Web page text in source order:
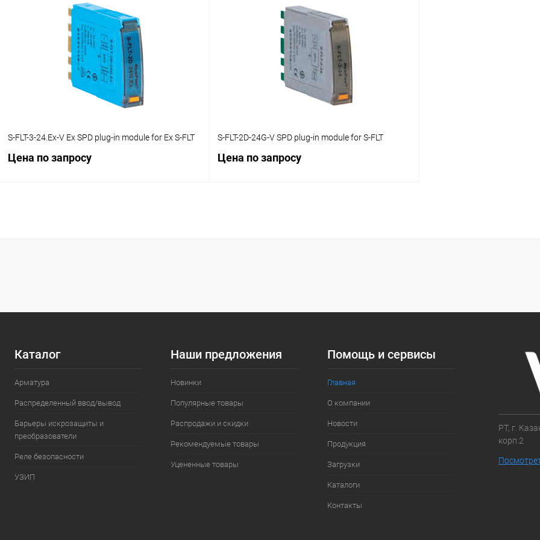
Запросить цену
Купить в 1 клик Сравнение
Под заказ
Запросить цену
Купить в 1 клик Сравнение
Под заказ
S-FLT-3-24.Ex-V Ex SPD plug-in module for Ex S-FLT
Цена по запросу
S-FLT-2D-24G-V SPD plug-in module for S-FLT
Цена по запросу
Каталог
Арматура
Распределенный ввод/вывод
Барьеры искрозащиты и
преобразователи
Реле безопасности
УЗИП
Наши предложения
Новинки
Популярные товары
Распродажи и скидки
Рекомендуемые товары
Уцененные товары
Помощь и сервисы
Главная
О компании
Новости
Продукция
Загрузки
Каталоги
Контакты
РТ, г.
корп.2